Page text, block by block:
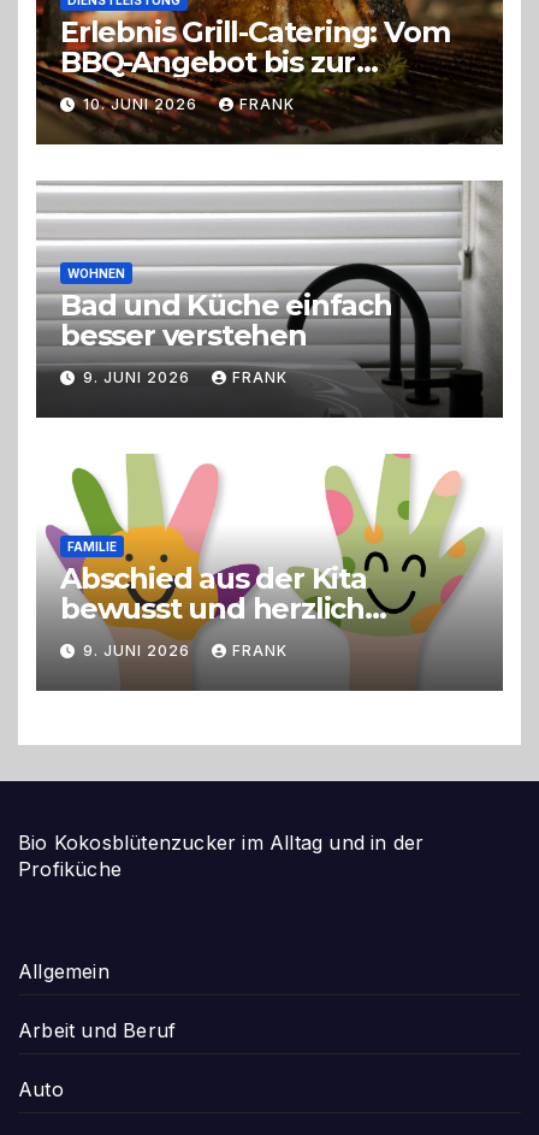
Erlebnis Grill-Catering: Vom
BBQ-Angebot bis zur
perfekten Eventorganisation
Trend zu Outdoor-Events,
Erlebnisgastronomie und
Live-Cooking
10. JUNI 2026 FRANK
WOHNEN
Bad und Küche einfach
besser verstehen
9. JUNI 2026 FRANK
FAMILIE
Abschied aus der Kita
bewusst und herzlich
gestalten
9. JUNI 2026 FRANK
Bio Kokosblütenzucker im Alltag und in der
Profiküche
Allgemein
Arbeit und Beruf
Auto